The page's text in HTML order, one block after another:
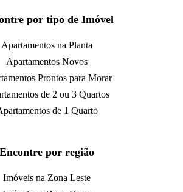
por tipo de Imóvel
Apartamentos na Planta
Apartamentos Novos
Prontos para Morar
de 2 ou 3 Quartos
de 1 Quarto
Encontre por região
Imóveis na Zona Leste